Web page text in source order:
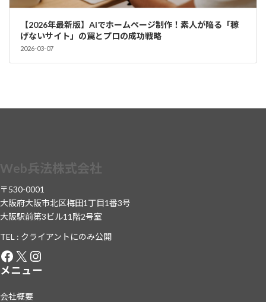
【2026年最新版】AIでホームページ制作！素人が陥る「稼
げないサイト」の罠とプロの成功戦略
2026-03-07
Web兵法株式会社
〒530-0001
大阪府大阪市北区梅田1丁目1番3号
大阪駅前第3ビル11階2号室
TEL : クライアントにのみ公開
Facebook
X Instagram
メニュー
会社概要